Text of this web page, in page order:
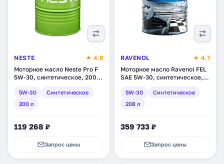
NESTE
★ 4.8
Моторное масло Neste Pro F
5W-30, синтетическое, 200 л
5W-30
Синтетическое
200 л
119 268 ₽
Запрос цены
RAVENOL
★ 4.7
Моторное масло Ravenol FEL
SAE 5W-30, синтетическое,
5W-30
Синтетическое
208 л
359 733 ₽
Запрос цены